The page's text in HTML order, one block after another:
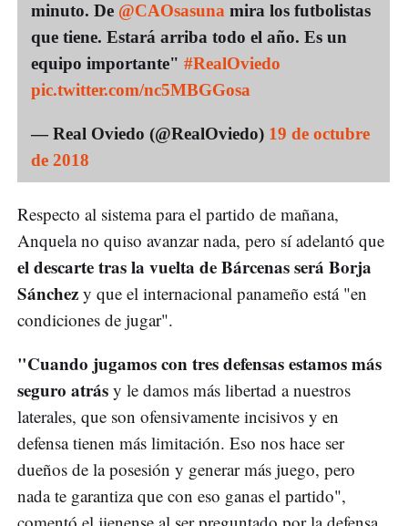
minuto. De @CAOsasuna mira los futbolistas
que tiene. Estará arriba todo el año. Es un
equipo importante" #RealOviedo
pic.twitter.com/nc5MBGGosa
— Real Oviedo (@RealOviedo) 19 de octubre
de 2018
Respecto al sistema para el partido de mañana,
Anquela no quiso avanzar nada, pero sí adelantó que
el descarte tras la vuelta de Bárcenas será Borja
Sánchez y que el internacional panameño está "en
condiciones de jugar".
"Cuando jugamos con tres defensas estamos más
seguro atrás y le damos más libertad a nuestros
laterales, que son ofensivamente incisivos y en
defensa tienen más limitación. Eso nos hace ser
dueños de la posesión y generar más juego, pero
nada te garantiza que con eso ganas el partido",